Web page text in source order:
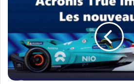
:
Quoi
de
neuf
?